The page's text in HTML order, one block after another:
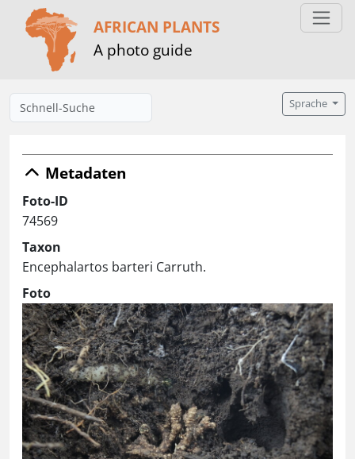
AFRICAN PLANTS
A photo guide
Sprache
Metadaten
Foto-ID
74569
Taxon
Encephalartos barteri Carruth.
Foto